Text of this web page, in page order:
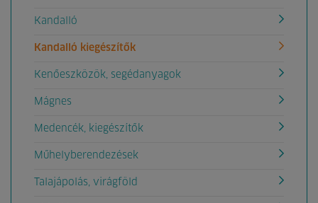
Kandalló
Kandalló kiegészítők
Kenőeszközök, segédanyagok
Mágnes
Medencék, kiegészítők
Műhelyberendezések
Talajápolás, virágföld